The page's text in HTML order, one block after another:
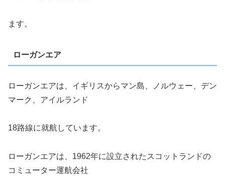
ます。
ローガンエア
ローガンエアは、イギリスからマン島、ノルウェー、デン
マーク、アイルランド
18路線に就航しています。
ローガンエアは、1962年に設立されたスコットランドの
コミューター運航会社